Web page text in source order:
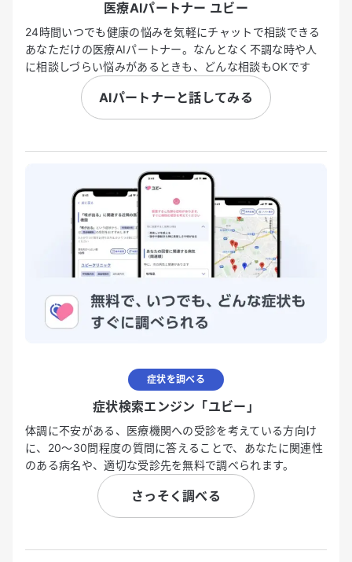
医療AIパートナー ユビー
24時間いつでも健康の悩みを気軽にチャットで相談できる
あなただけの医療AIパートナー。なんとなく不調な時や人
に相談しづらい悩みがあるときも、どんな相談もOKです
AIパートナーと話してみる
症状を調べる
症状検索エンジン「ユビー」
体調に不安がある、医療機関への受診を考えている方向け
に、20〜30問程度の質問に答えることで、あなたに関連性
のある病名や、適切な受診先を無料で調べられます。
さっそく調べる